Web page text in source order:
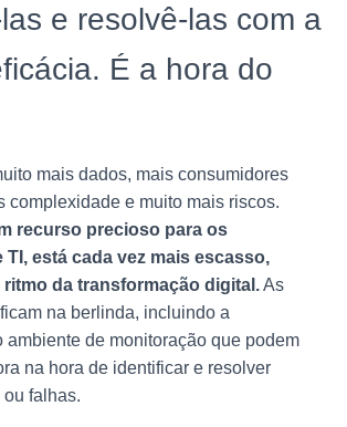
e resolvê-las com a
É a hora do
mais dados, mais consumidores
complexidade e muito mais riscos.
recurso precioso para os
está cada vez mais escasso,
da transformação digital.As
na berlinda, incluindo a
ambiente de monitoração que podem
na hora de identificar e resolver
falhas.